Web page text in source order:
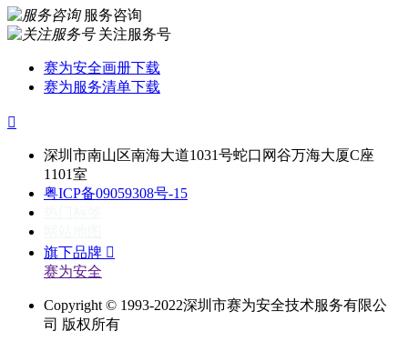
服务咨询
关注服务号
赛为安全画册下载
赛为服务清单下载

深圳市南山区南海大道1031号蛇口网谷万海大厦C座
1101室
粤ICP备09059308号-15
旗下品牌 
赛为安全
Copyright © 1993-2022深圳市赛为安全技术服务有限公
司 版权所有